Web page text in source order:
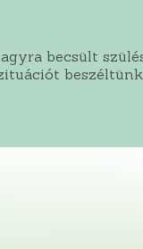
becsült